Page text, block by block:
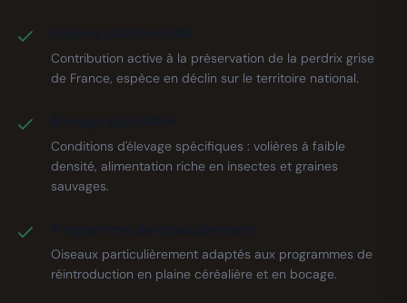
Contribution active à la préservation de la perdrix grise
de France, espèce en déclin sur le territoire national.
Conditions d'élevage spécifiques : volières à faible
densité, alimentation riche en insectes et graines
sauvages.
Oiseaux particulièrement adaptés aux programmes de
réintroduction en plaine céréalière et en bocage.